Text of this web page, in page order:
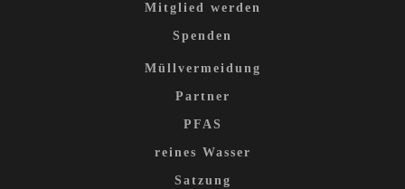
Mitglied werden
Spenden
Müllvermeidung
Partner
PFAS
reines Wasser
Satzung